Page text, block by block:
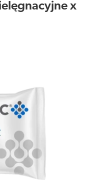
x